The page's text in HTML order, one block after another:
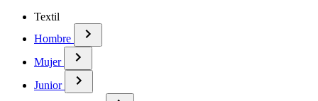
Textil
Hombre
Mujer
Junior